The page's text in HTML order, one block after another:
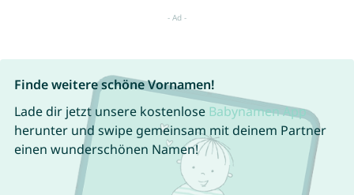
Finde weitere schöne Vornamen!
Lade dir jetzt unsere kostenlose Babynamen App
herunter und swipe gemeinsam mit deinem Partner
einen wunderschönen Namen!